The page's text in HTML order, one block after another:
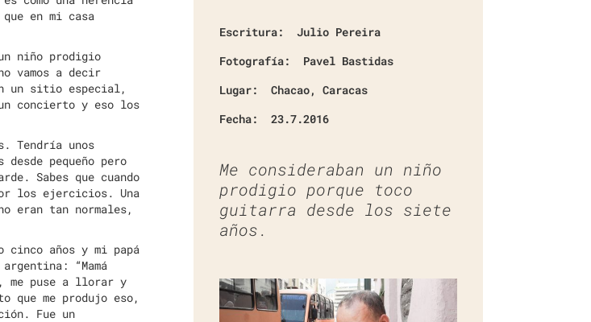
en mi casa
niño prodigio
vamos a decir
un sitio especial,
concierto y eso los
Tendría unos
pequeño pero
Sabes que cuando
los ejercicios. Una
eran tan normales,
cinco años y mi papá
“Mamá
me puse a llorar y
que me produjo eso,
Fue un
Escritura:
Julio Pereira
Fotografía:
Pavel Bastidas
Lugar:
Chacao, Caracas
Fecha:
23.7.2016
Me consideraban un niño
prodigio porque toco
guitarra desde los siete
años.